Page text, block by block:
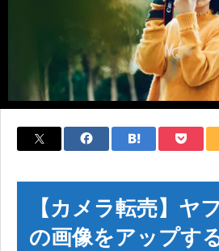
【カメラ転売】ヤ
の画像をアップす